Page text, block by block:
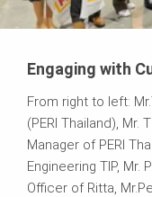
Engaging with
From right to left:
(PERI Thailand), Mr.
Manager of PERI
Engineering TIP, Mr.
Officer of Ritta,